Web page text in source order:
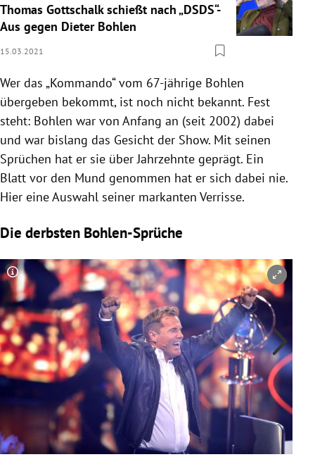
Thomas Gottschalk schießt nach „DSDS“-
Aus gegen Dieter Bohlen
15.03.2021
Wer das „Kommando“ vom 67-jährige Bohlen
übergeben bekommt, ist noch nicht bekannt. Fest
steht: Bohlen war von Anfang an (seit 2002) dabei
und war bislang das Gesicht der Show. Mit seinen
Sprüchen hat er sie über Jahrzehnte geprägt. Ein
Blatt vor den Mund genommen hat er sich dabei nie.
Hier eine Auswahl seiner markanten Verrisse.
Die derbsten Bohlen-Sprüche
Copyright-Hinweis öffnen/schließen